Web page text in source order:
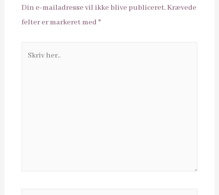
Din e-mailadresse vil ikke blive publiceret.Krævede
felter er markeret med *